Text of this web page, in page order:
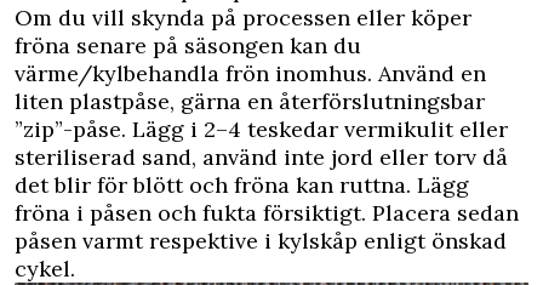
Om du vill skynda på processen eller köper
fröna senare på säsongen kan du
värme/kylbehandla frön inomhus. Använd en
liten plastpåse, gärna en återförslutningsbar
”zip”-påse. Lägg i 2–4 teskedar vermikulit eller
steriliserad sand, använd inte jord eller torv då
det blir för blött och fröna kan ruttna. Lägg
fröna i påsen och fukta försiktigt. Placera sedan
påsen varmt respektive i kylskåp enligt önskad
cykel.